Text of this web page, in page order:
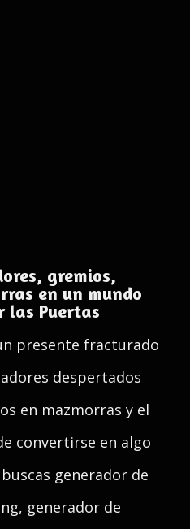
gremios,
en un mundo
las Puertas
presente fracturado
despertados
en mazmorras y el
convertirse en algo
generador de
generador de